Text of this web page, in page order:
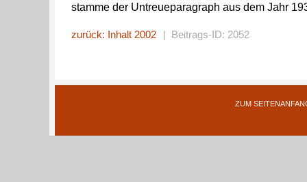
stamme der Untreueparagraph aus dem Jahr
zurück: Inhalt 2002 | Beitrags-ID: 2052
ZUM